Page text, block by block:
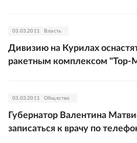
03.03.2011 Власть
Дивизию на Курилах
ракетным комплексом "Тор-
03.03.2011 Общество
Губернатор Валентина
записаться к врачу по